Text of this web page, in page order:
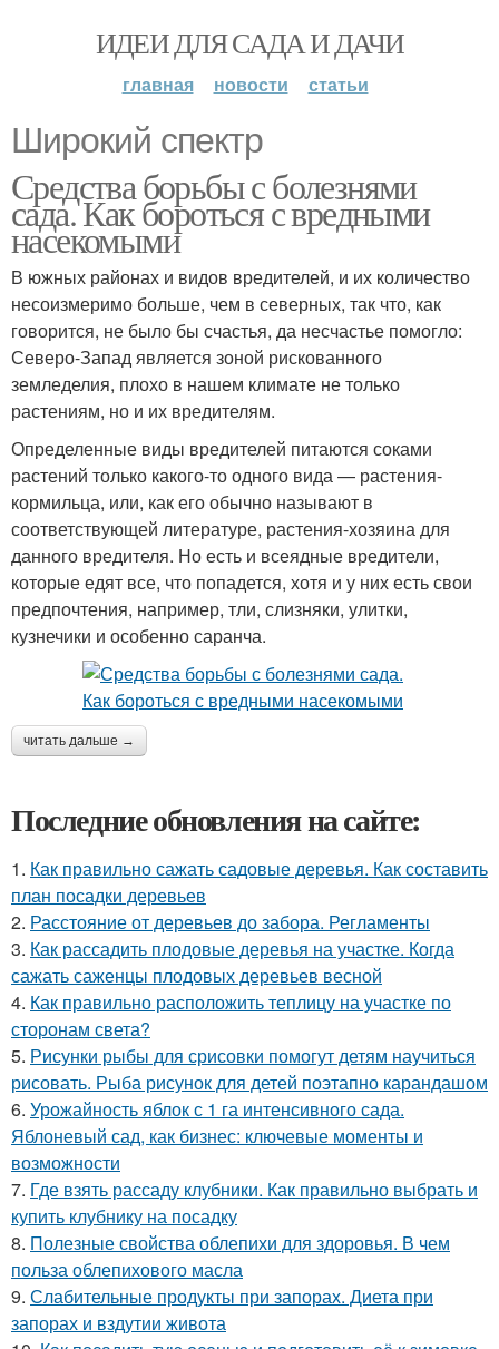
ИДЕИ ДЛЯ САДА И ДАЧИ
главная новости статьи
Широкий спектр
Средства борьбы с болезнями
сада. Как бороться с вредными
насекомыми
В южных районах и видов вредителей, и их количество
несоизмеримо больше, чем в северных, так что, как
говорится, не было бы счастья, да несчастье помогло:
Северо-Запад является зоной рискованного
земледелия, плохо в нашем климате не только
растениям, но и их вредителям.
Определенные виды вредителей питаются соками
растений только какого-то одного вида — растения-
кормильца, или, как его обычно называют в
соответствующей литературе, растения-хозяина для
данного вредителя. Но есть и всеядные вредители,
которые едят все, что попадется, хотя и у них есть свои
предпочтения, например, тли, слизняки, улитки,
кузнечики и особенно саранча.
читать дальше →
Последние обновления на сайте:
1. Как правильно сажать садовые деревья. Как составить
план посадки деревьев
2. Расстояние от деревьев до забора. Регламенты
3. Как рассадить плодовые деревья на участке. Когда
сажать саженцы плодовых деревьев весной
4. Как правильно расположить теплицу на участке по
сторонам света?
5. Рисунки рыбы для срисовки помогут детям научиться
рисовать. Рыба рисунок для детей поэтапно карандашом
6. Урожайность яблок с 1 га интенсивного сада.
Яблоневый сад, как бизнес: ключевые моменты и
возможности
7. Где взять рассаду клубники. Как правильно выбрать и
купить клубнику на посадку
8. Полезные свойства облепихи для здоровья. В чем
польза облепихового масла
9. Слабительные продукты при запорах. Диета при
запорах и вздутии живота